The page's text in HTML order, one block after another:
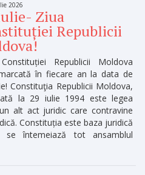
2026
Ziua
Republicii
Republicii Moldova
în fiecare an la data de
Constituţia Republicii Moldova,
la 29 iulie 1994 este legea
alt act juridic care contravine
Constituția este baza juridică
întemeiază tot ansamblul